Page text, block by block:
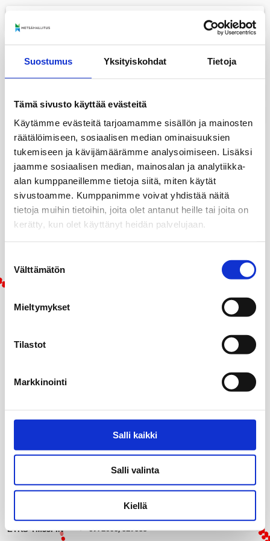
Suostumus Yksityiskohdat Tietoja
Tämä sivusto käyttää evästeitä
Käytämme evästeitä tarjoamamme sisällön ja mainosten
räätälöimiseen, sosiaalisen median ominaisuuksien
tukemiseen ja kävijämäärämme analysoimiseen. Lisäksi
jaamme sosiaalisen median, mainosalan ja analytiikka-
alan kumppaneillemme tietoja siitä, miten käytät
sivustoamme. Kumppanimme voivat yhdistää näitä
tietoja muihin tietoihin, joita olet antanut heille tai joita on
kerätty, kun olet käyttänyt heidän palvelujaan.
valinta
Välttämätön
Mieltymykset
Tilastot
Markkinointi
Salli kaikki
Salli valinta
Kiellä
my_location
6972658, 529883
+